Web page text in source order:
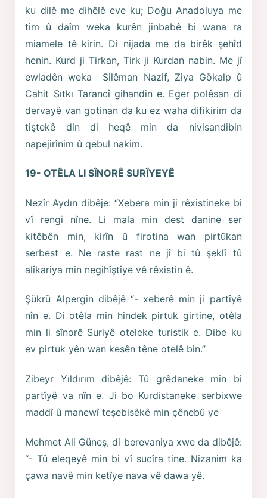
ku dilê me dihêlê eve ku; Doğu Anadoluya me
tim û daîm weka kurên jinbabê bi wana ra
miamele tê kirin. Di nijada me da birêk şehîd
henin. Kurd ji Tirkan, Tirk ji Kurdan nabin. Me jî
ewladên weka Silêman Nazif, Ziya Gökalp û
Cahit Sıtkı Tarancî gihandin e. Eger polêsan di
dervayê van gotinan da ku ez waha difikirim da
tiştekê din di heqê min da nivisandibin
napejirînim û qebul nakim.
19- OTÊLA LI SÎNORÊ SURÎYEYÊ
Nezîr Aydın dibêje: “Xebera min ji rêxistineke bi
vî rengî nîne. Li mala min dest danine ser
kitêbên min, kirîn û firotina wan pirtûkan
serbest e. Ne raste rast ne jî bi tû şeklî tû
alîkariya min negihîştîye vê rêxistin ê.
Şükrü Alpergin dibêjê “- xeberê min ji partîyê
nîn e. Di otêla min hindek pirtuk girtine, otêla
min li sînorê Suriyê oteleke turistik e. Dibe ku
ev pirtuk yên wan kesên têne otelê bin.”
Zibeyr Yıldırım dibêjê: Tû grêdaneke min bi
partîyê va nîn e. Ji bo Kurdistaneke serbixwe
maddî û manewî teşebisêkê min çênebû ye
Mehmet Ali Güneş, di berevaniya xwe da dibêjê:
“- Tû eleqeyê min bi vî sucîra tine. Nizanim ka
çawa navê min ketîye nava vê dawa yê.